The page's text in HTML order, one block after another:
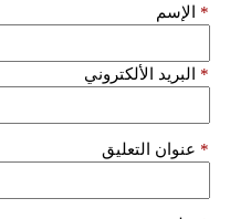
الإسم *
البريد الألكتروني *
عنوان التعليق *